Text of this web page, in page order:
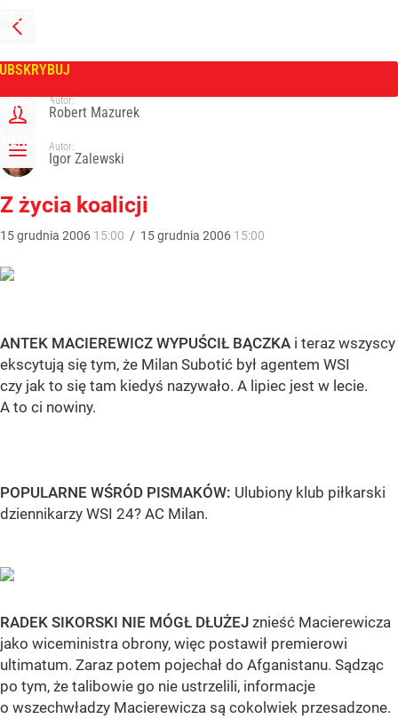
PRZEJDŹ
NA
GŁÓWNĄ
ZALOGUJ
MENU
Tygodnik Wprost
Autor:
Robert Mazurek
Autor:
Igor Zalewski
Z życia koalicji
15grudnia 2006 15:00 / 15grudnia 2006 15:00
ANTEK MACIEREWICZ WYPUŚCIŁ BĄCZKA i teraz wszyscy
ekscytują się tym, że Milan Subotić był agentem WSI
czy jak to się tam kiedyś nazywało. A lipiec jest w lecie.
A to ci nowiny.
POPULARNE WŚRÓD PISMAKÓW: Ulubiony klub piłkarski
dziennikarzy WSI 24? AC Milan.
RADEK SIKORSKI NIE MÓGŁ DŁUŻEJ znieść Macierewicza
jako wiceministra obrony, więc postawił premierowi
ultimatum. Zaraz potem pojechał do Afganistanu. Sądząc
po tym, że talibowie go nie ustrzelili, informacje
o wszechwładzy Macierewicza są cokolwiek przesadzone.